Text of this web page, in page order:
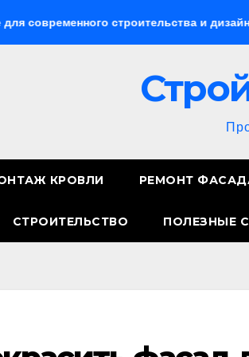
строительства и дизайна Где
КРОВЛИ РЕМОНТ
СТРОИТЕЛЬСТВО ПОЛЕЗНЫЕ